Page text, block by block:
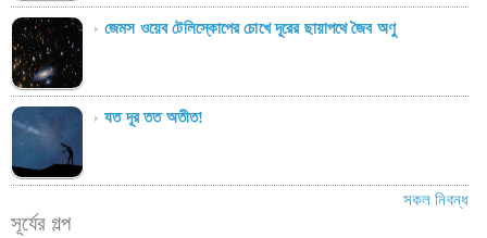
জেমস ওয়েব টেলিস্কোপের চোখে দূরের ছায়াপথে জৈব অণু
যত দূর তত অতীত!
সকল নিবন্ধ
সূর্যের গল্প